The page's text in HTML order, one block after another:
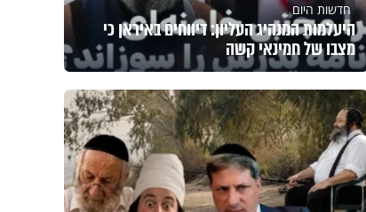
חדשות היום
היעלמות המנהיג העליון: דיווחים באיראן כי
מצבו של חמינאי קשה